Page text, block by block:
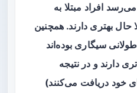
افراد مبتلا به
حال بهتری دارند. همچنین
سیگاری بوده‌اند
دارند و در نتیجه
خود دریافت می‌کنند)